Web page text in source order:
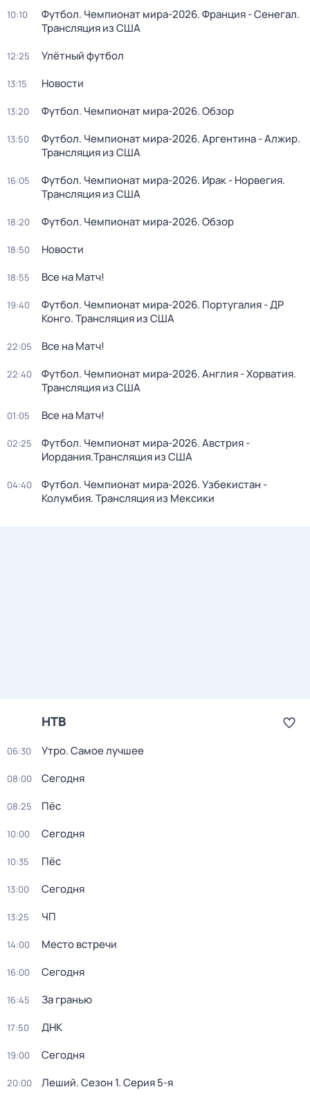
10:10
Футбол. Чемпионат мира-2026. Франция - Сенегал.
Трансляция из США
12:25 Улётный футбол
13:15 Новости
13:20 Футбол. Чемпионат мира-2026. Обзор
13:50
Футбол. Чемпионат мира-2026. Аргентина - Алжир.
Трансляция из США
16:05
Футбол. Чемпионат мира-2026. Ирак - Норвегия.
Трансляция из США
18:20 Футбол. Чемпионат мира-2026. Обзор
18:50 Новости
18:55 Все на Матч!
19:40
Футбол. Чемпионат мира-2026. Португалия - ДР
Конго. Трансляция из США
22:05 Все на Матч!
22:40
Футбол. Чемпионат мира-2026. Англия - Хорватия.
Трансляция из США
01:05 Все на Матч!
02:25
Футбол. Чемпионат мира-2026. Австрия -
Иордания.Трансляция из США
04:40
Футбол. Чемпионат мира-2026. Узбекистан -
Колумбия. Трансляция из Мексики
НТВ
06:30 Утро. Самое лучшее
08:00 Сегодня
08:25 Пёс
10:00 Сегодня
10:35 Пёс
13:00 Сегодня
13:25 ЧП
14:00 Место встречи
16:00 Сегодня
16:45 За гранью
17:50 ДНК
19:00 Сегодня
20:00 Леший. Сезон 1. Серия 5-я